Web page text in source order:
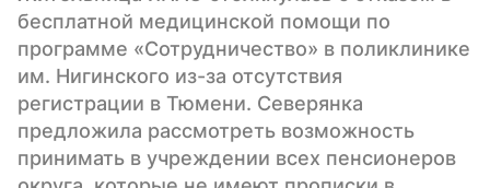
бесплатной медицинской помощи по
программе «Сотрудничество» в поликлинике
им. Нигинского из-за отсутствия
регистрации в Тюмени. Северянка
предложила рассмотреть возможность
принимать в учреждении всех пенсионеров